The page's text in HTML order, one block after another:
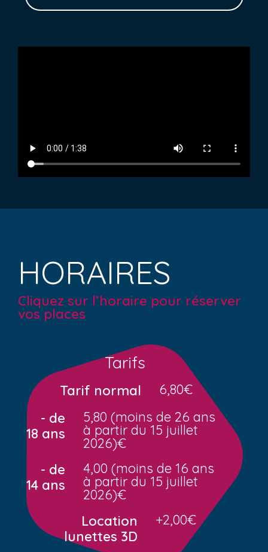
HORAIRES
Cliquez sur l’horaire pour réserver
vos places
Tarifs
Tarif normal
6,80€
- de
18 ans
5,80 (moins de 26 ans
à partir du 15 juillet
2026)€
- de
14 ans
4,00 (moins de 16 ans
à partir du 15 juillet
2026)€
Location
lunettes 3D
+2,00€